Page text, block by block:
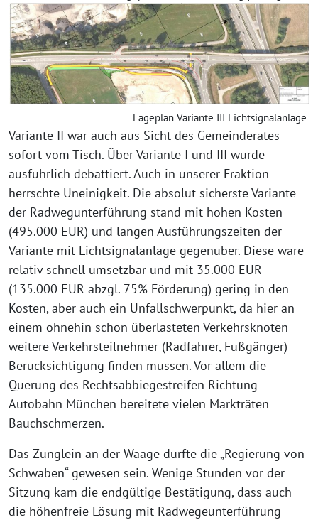
Lageplan Variante III Lichtsignalanlage
Variante II war auch aus Sicht des Gemeinderates
sofort vom Tisch. Über Variante I und III wurde
ausführlich debattiert. Auch in unserer Fraktion
herrschte Uneinigkeit. Die absolut sicherste Variante
der Radwegunterführung stand mit hohen Kosten
(495.000 EUR) und langen Ausführungszeiten der
Variante mit Lichtsignalanlage gegenüber. Diese wäre
relativ schnell umsetzbar und mit 35.000 EUR
(135.000 EUR abzgl. 75% Förderung) gering in den
Kosten, aber auch ein Unfallschwerpunkt, da hier an
einem ohnehin schon überlasteten Verkehrsknoten
weitere Verkehrsteilnehmer (Radfahrer, Fußgänger)
Berücksichtigung finden müssen. Vor allem die
Querung des Rechtsabbiegestreifen Richtung
Autobahn München bereitete vielen Markträten
Bauchschmerzen.
Das Zünglein an der Waage dürfte die „Regierung von
Schwaben“ gewesen sein. Wenige Stunden vor der
Sitzung kam die endgültige Bestätigung, dass auch
die höhenfreie Lösung mit Radwegeunterführung